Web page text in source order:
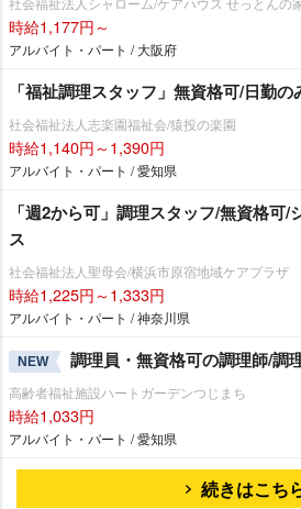
時給1,177円～
アルバイト・パート / 大阪府
「福祉調理スタッフ」無資格可/日勤
社会福祉法人志楽園福祉会/猿投の楽園
時給1,140円～1,390円
アルバイト・パート / 愛知県
「週2から可」調理スタッフ/無資格可
ス
社会福祉法人聖母会/横浜市原宿地域ケアプラザ
時給1,225円～1,333円
アルバイト・パート / 神奈川県
NEW 調理員・無資格可の調理師/調
高齢者福祉施設ハートガーデンつじまち
時給1,033円
アルバイト・パート / 愛知県
続きはこち